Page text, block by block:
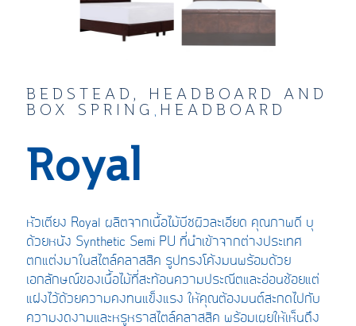
BEDSTEAD, HEADBOARD AND
BOX SPRING
HEADBOARD
Royal
หัวเตียง Royal ผลิตจากเนื้อไม้บีชผิวละเอียด คุณภาพดี บุ
ด้วยหนัง Synthetic Semi PU ที่นำเข้าจากต่างประเทศ
ตกแต่งมาในสไตล์คลาสสิค รูปทรงโค้งมนพร้อมด้วย
เอกลักษณ์ของเนื้อไม้ที่สะท้อนความประณีตและอ่อนช้อยแต่
แฝงไว้ด้วยความคงทนแข็งแรง ให้คุณต้องมนต์สะกดไปกับ
ความงดงามและหรูหราสไตล์คลาสสิค พร้อมเผยให้เห็นถึง